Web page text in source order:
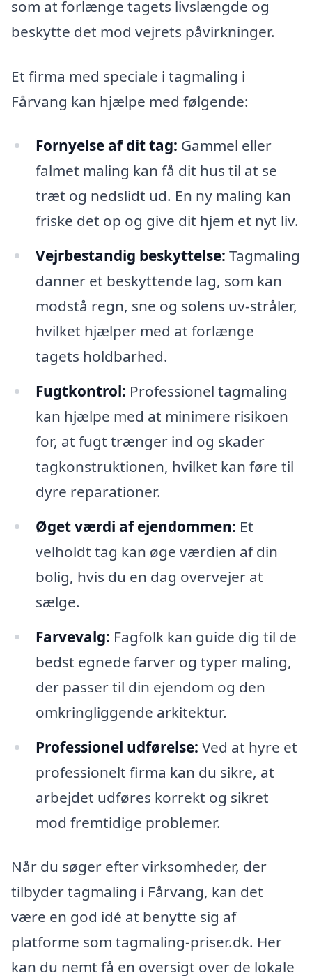
som at forlænge tagets livslængde og
beskytte det mod vejrets påvirkninger.
Et firma med speciale i tagmaling i
Fårvang kan hjælpe med følgende:
Fornyelse af dit tag: Gammel eller
falmet maling kan få dit hus til at se
træt og nedslidt ud. En ny maling kan
friske det op og give dit hjem et nyt liv.
Vejrbestandig beskyttelse: Tagmaling
danner et beskyttende lag, som kan
modstå regn, sne og solens uv-stråler,
hvilket hjælper med at forlænge
tagets holdbarhed.
Fugtkontrol: Professionel tagmaling
kan hjælpe med at minimere risikoen
for, at fugt trænger ind og skader
tagkonstruktionen, hvilket kan føre til
dyre reparationer.
Øget værdi af ejendommen: Et
velholdt tag kan øge værdien af din
bolig, hvis du en dag overvejer at
sælge.
Farvevalg: Fagfolk kan guide dig til de
bedst egnede farver og typer maling,
der passer til din ejendom og den
omkringliggende arkitektur.
Professionel udførelse: Ved at hyre et
professionelt firma kan du sikre, at
arbejdet udføres korrekt og sikret
mod fremtidige problemer.
Når du søger efter virksomheder, der
tilbyder tagmaling i Fårvang, kan det
være en god idé at benytte sig af
platforme som tagmaling-priser.dk. Her
kan du nemt få en oversigt over de lokale